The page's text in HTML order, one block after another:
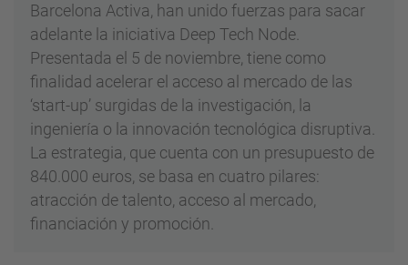
Barcelona Activa, han unido fuerzas para sacar
adelante la iniciativa Deep Tech Node.
Presentada el 5 de noviembre, tiene como
finalidad acelerar el acceso al mercado de las
‘start-up’ surgidas de la investigación, la
ingeniería o la innovación tecnológica disruptiva.
La estrategia, que cuenta con un presupuesto de
840.000 euros, se basa en cuatro pilares:
atracción de talento, acceso al mercado,
financiación y promoción.